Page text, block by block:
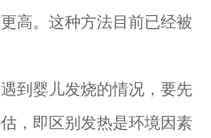
高。这种方法目前已经被
婴儿发烧的情况，要先
，即区别发热是环境因素